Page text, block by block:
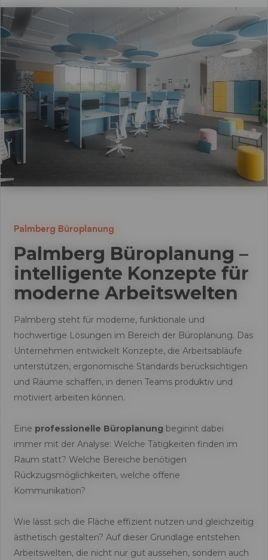
Palmberg Büroplanung
Palmberg Büroplanung –
intelligente Konzepte für
moderne Arbeitswelten
Palmberg steht für moderne, funktionale und
hochwertige Lösungen im Bereich der Büroplanung. Das
Unternehmen entwickelt Konzepte, die Arbeitsabläufe
unterstützen, ergonomische Standards berücksichtigen
und Räume schaffen, in denen Teams produktiv und
motiviert arbeiten können.
Eine professionelle Büroplanung beginnt dabei
immer mit der Analyse: Welche Tätigkeiten finden im
Raum statt? Welche Bereiche benötigen
Rückzugsmöglichkeiten, welche offene
Kommunikation?
Wie lässt sich die Fläche effizient nutzen und gleichzeitig
ästhetisch gestalten? Auf dieser Grundlage entstehen
Arbeitswelten, die nicht nur gut aussehen, sondern auch